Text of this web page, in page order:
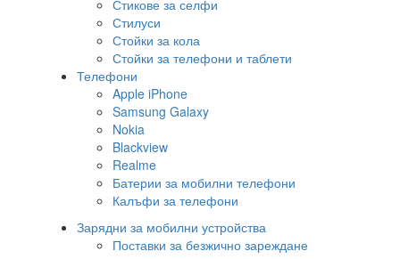
Стикове за селфи
Стилуси
Стойки за кола
Стойки за телефони и таблети
Телефони
Apple iPhone
Samsung Galaxy
Nokia
Blackview
Realme
Батерии за мобилни телефони
Калъфи за телефони
Зарядни за мобилни устройства
Поставки за безжично зареждане